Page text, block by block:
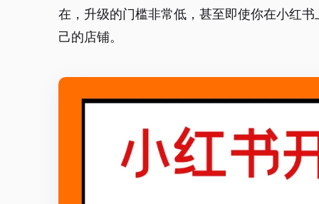
在，升级的门槛非常低，甚至即使你在小红
己的店铺。